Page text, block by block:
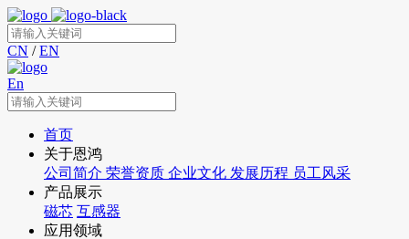
CN / EN
En
首页
关于恩鸿
公司简介 荣誉资质 企业文化 发展历程 员工风采
产品展示
磁芯 互感器
应用领域